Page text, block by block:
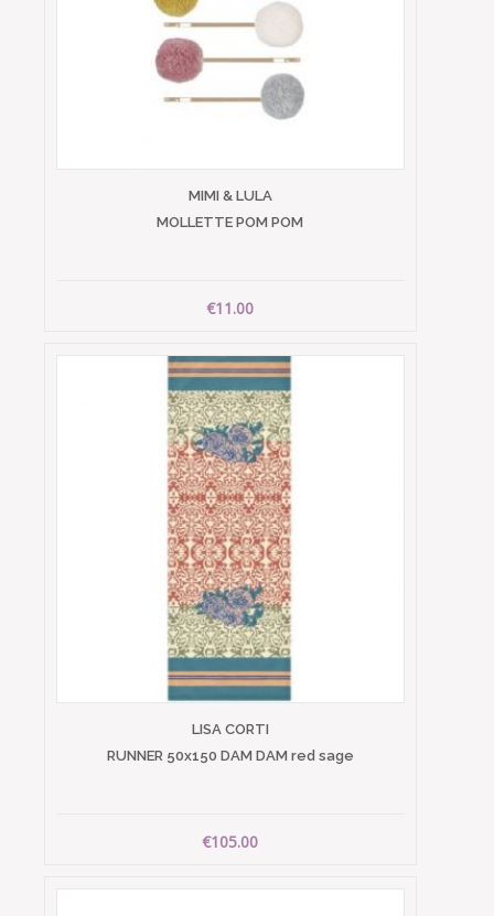
MIMI & LULA
MOLLETTE POM POM
€11.00
LISA CORTI
RUNNER 50x150 DAM DAM red sage
€105.00